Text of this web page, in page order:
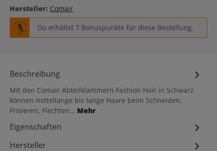
Hersteller: Comair
Du erhältst 7 Bonuspunkte für diese Bestellung.
Beschreibung
Mit den Comair Abteilklammern Fashion Hair in Schwarz
können mittellange bis lange Haare beim Schneiden,
Frisieren, Flechten… Mehr
Eigenschaften
Hersteller